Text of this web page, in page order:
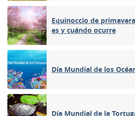
Equinoccio de
es y cuándo ocurre
Día Mundial de los
Día Mundial de la